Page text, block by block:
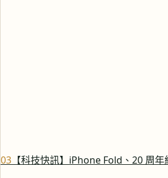
03 【科技快訊】iPhone Fold、20 周年